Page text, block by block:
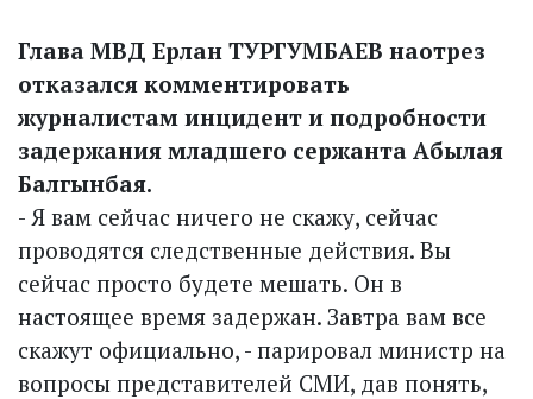
Глава МВД Ерлан ТУРГУМБАЕВ наотрез
отказался комментировать
журналистам инцидент и подробности
задержания младшего сержанта Абылая
Балгынбая.
- Я вам сейчас ничего не скажу, сейчас
проводятся следственные действия. Вы
сейчас просто будете мешать. Он в
настоящее время задержан. Завтра вам все
скажут официально, - парировал министр на
вопросы представителей СМИ, дав понять,